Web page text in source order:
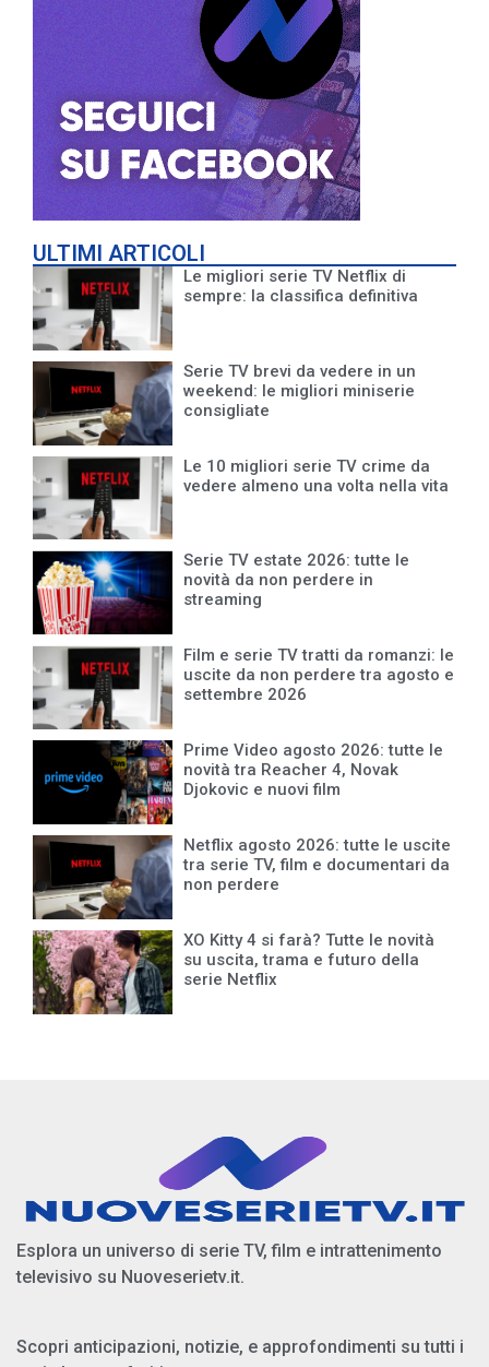
ULTIMI ARTICOLI
Le migliori serie TV Netflix di
sempre: la classifica definitiva
Serie TV brevi da vedere in un
weekend: le migliori miniserie
consigliate
Le 10 migliori serie TV crime da
vedere almeno una volta nella vita
Serie TV estate 2026: tutte le
novità da non perdere in
streaming
Film e serie TV tratti da romanzi: le
uscite da non perdere tra agosto e
settembre 2026
Prime Video agosto 2026: tutte le
novità tra Reacher 4, Novak
Djokovic e nuovi film
Netflix agosto 2026: tutte le uscite
tra serie TV, film e documentari da
non perdere
XO Kitty 4 si farà? Tutte le novità
su uscita, trama e futuro della
serie Netflix
Esplora un universo di serie TV, film e intrattenimento
televisivo su Nuoveserietv.it.
Scopri anticipazioni, notizie, e approfondimenti su tutti i